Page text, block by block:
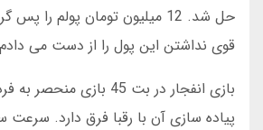
حل شد. 12 میلیون تومان پولم را
قوی نداشتن این پول را از دست می
بازی انفجار در بت 45
پیاده سازی آن با رقبا فرق دارد. سرعت